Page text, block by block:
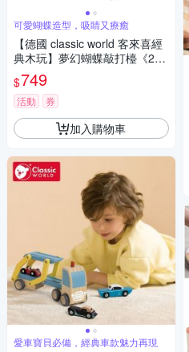
可愛蝴蝶造型，吸睛又療癒
【德國 classic world 客來喜經
典木玩】夢幻蝴蝶敲打檯《202
69》
$749
活動 券
加入購物車
愛車寶貝必備，經典車款魅力再現